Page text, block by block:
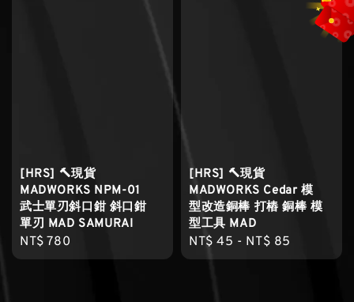
[HRS] 🔨現貨
MADWORKS NPM-01
武士單刃斜口鉗 斜口鉗
單刃 MAD SAMURAI
Regular
price
NT$ 780
[HRS] 🔨現貨
MADWORKS Cedar 模
型改造銅棒 打樁 銅棒 模
型工具 MAD
Regular
price
NT$ 45 - NT$ 85